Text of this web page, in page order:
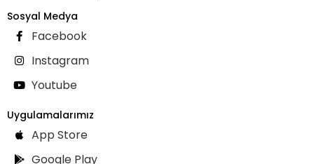
Sosyal Medya
Facebook
Instagram
Youtube
Uygulamalarımız
App Store
Google Play